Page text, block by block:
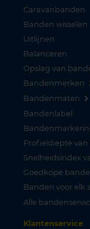
Caravanbanden
Banden wisselen
Uitlijnen
Balanceren
Opslag van
Bandenmerken
Bandenmaten
Bandenlabel
Profieldiepte
Snelheidsindex
Goedkope
Banden voor elk
Alle
Klantenservice